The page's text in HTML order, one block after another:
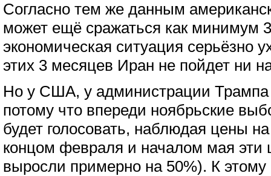
Согласно тем же данным
может ещё сражаться как минимум
экономическая ситуация серьёзно
этих 3 месяцев Иран не пойдет ни
Но у США, у администрации Трампа
потому что впереди ноябрьские
будет голосовать, наблюдая цены
концом февраля и началом мая эти
выросли примерно на 50%). К этому